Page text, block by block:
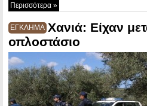
Περισσότερα »
ΕΓΚΛΗΜΑ Χανιά: Είχαν
οπλοστάσιο